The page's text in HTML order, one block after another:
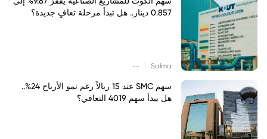
0.857 دينار.. هل تبدأ مرحلة تعافٍ جديدة؟
Salma
--
سهم SMC عند 15 ريالاً رغم نمو الأرباح 24%..
هل يبدأ سهم 4019 التعافي؟